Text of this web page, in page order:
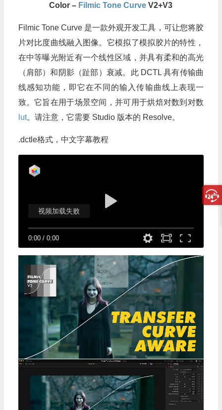
Color – Filmic Tone Curve V2+V3
Filmic Tone Curve 是一款外观开发工具，可让您将胶
片对比度曲线融入图像。它模拟了模拟胶片的特性，
在中等曝光附近有一个线性区域，并具有柔和的高光
（肩部）和阴影（趾部）衰减。此 DCTL 具有传输曲
线感知功能，即它在不同的输入传输曲线上表现一
致。它旨在用于场景空间，并可用于烘焙对数到对数
lut。请注意，它需要 Studio 版本的 Resolve。
.dctle格式，中文字幕教程
0:00/ 0:00
视频加载失败